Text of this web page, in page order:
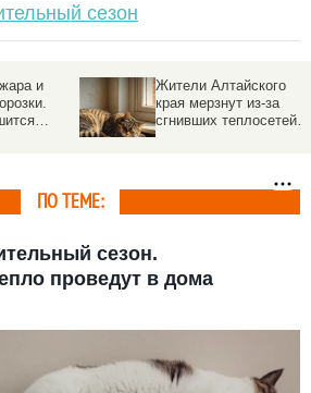
сезон
и
Жители Алтайского
края мерзнут из-за
сгнивших теплосетей
ПО ТЕМЕ:
сезон.
проведут в дома